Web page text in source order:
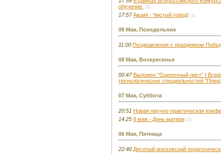
обучение. (0)
17:57 Акция - Чистый город! (1)
09 Мая, Понедельник
11:00 Поздравления с праздником
08 Мая, Воскресенье
00:47 Выложен "Оценочный лист" I
технологических специальностей
07 Мая, Суббота
20:51 Новая научно-практическая
14:25 8 мая - День матери (2)
06 Мая, Пятница
22:40 Десятый московский